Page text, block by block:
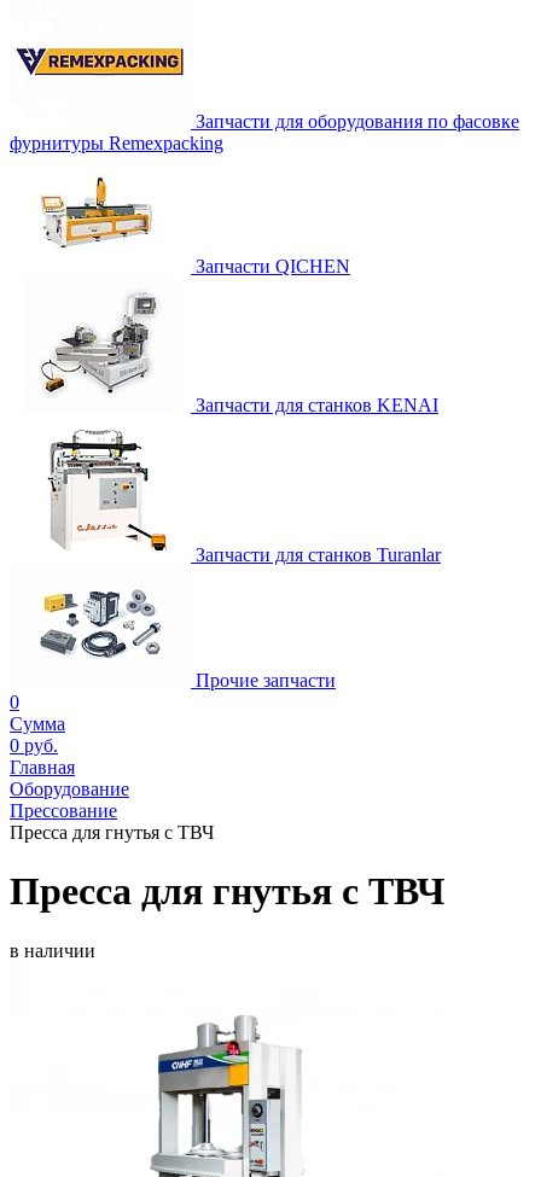
Запчасти для оборудования по фасовке
фурнитуры Remexpacking
Запчасти QICHEN
Запчасти для станков KENAI
Запчасти для станков Turanlar
Прочие запчасти
0
Сумма
0 руб.
Главная
Оборудование
Прессование
Пресса для гнутья с ТВЧ
Пресса для гнутья с ТВЧ
в наличии